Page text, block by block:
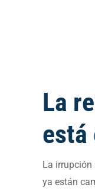
La
está
La irrupción
ya están